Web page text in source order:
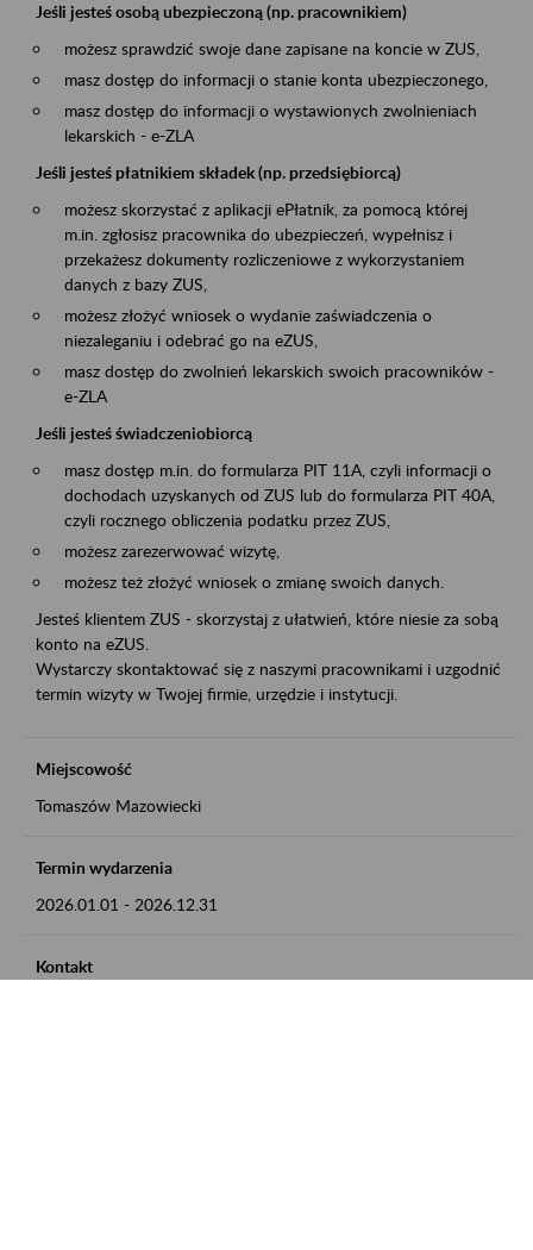
Jeśli jesteś osobą ubezpieczoną (np. pracownikiem)
możesz sprawdzić swoje dane zapisane na koncie w ZUS,
masz dostęp do informacji o stanie konta ubezpieczonego,
masz dostęp do informacji o wystawionych zwolnieniach
lekarskich - e-ZLA
Jeśli jesteś płatnikiem składek (np. przedsiębiorcą)
możesz skorzystać z aplikacji ePłatnik, za pomocą której
m.in. zgłosisz pracownika do ubezpieczeń, wypełnisz i
przekażesz dokumenty rozliczeniowe z wykorzystaniem
danych z bazy ZUS,
możesz złożyć wniosek o wydanie zaświadczenia o
niezaleganiu i odebrać go na eZUS,
masz dostęp do zwolnień lekarskich swoich pracowników -
e-ZLA
Jeśli jesteś świadczeniobiorcą
masz dostęp m.in. do formularza PIT 11A, czyli informacji o
dochodach uzyskanych od ZUS lub do formularza PIT 40A,
czyli rocznego obliczenia podatku przez ZUS,
możesz zarezerwować wizytę,
możesz też złożyć wniosek o zmianę swoich danych.
Jesteś klientem ZUS - skorzystaj z ułatwień, które niesie za sobą
konto na eZUS.
Wystarczy skontaktować się z naszymi pracownikami i uzgodnić
termin wizyty w Twojej firmie, urzędzie i instytucji.
Miejscowość
Tomaszów Mazowiecki
Termin wydarzenia
2026.01.01 - 2026.12.31
Kontakt